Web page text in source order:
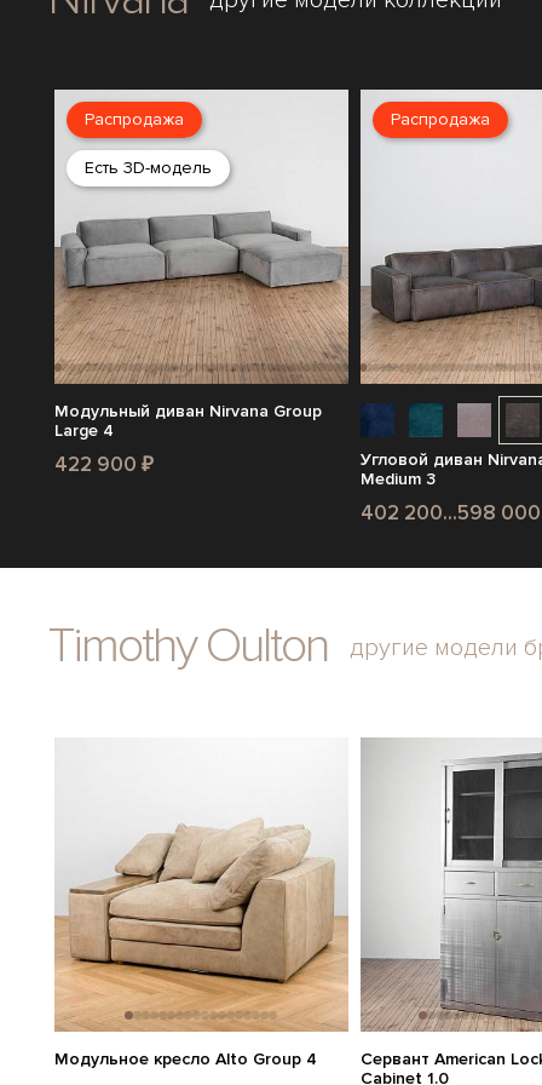
Распродажа
Есть 3D-модель
Модульный диван Nirvana Group
Large 4
422 900 ₽
Распродажа
Угловой диван
Medium 3
402 200...598
Timothy Oulton другие модели
Модульное кресло Alto Group 4
Сервант American
Cabinet 1.0